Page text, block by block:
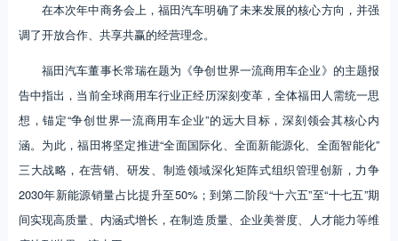
在本次年中商务会上，福田汽车明确了未来发展的核心方向，并强
调了开放合作、共享共赢的经营理念。
福田汽车董事长常瑞在题为《争创世界一流商用车企业》的主题报
告中指出，当前全球商用车行业正经历深刻变革，全体福田人需统一思
想，锚定“争创世界一流商用车企业”的远大目标，深刻领会其核心内
涵。为此，福田将坚定推进“全面国际化、全面新能源化、全面智能化”
三大战略，在营销、研发、制造领域深化矩阵式组织管理创新，力争
2030年新能源销量占比提升至50%；到第二阶段“十六五”至“十七五”期
间实现高质量、内涵式增长，在制造质量、企业美誉度、人才能力等维